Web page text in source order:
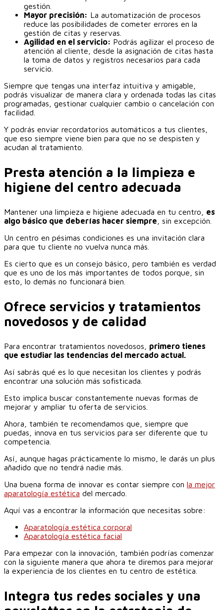
gestión.
Mayor precisión: La automatización de procesos
reduce las posibilidades de cometer errores en la
gestión de citas y reservas.
Agilidad en el servicio: Podrás agilizar el proceso de
atención al cliente, desde la asignación de citas hasta
la toma de datos y registros necesarios para cada
servicio.
Siempre que tengas una interfaz intuitiva y amigable,
podrás visualizar de manera clara y ordenada todas las citas
programadas, gestionar cualquier cambio o cancelación con
facilidad.
Y podrás enviar recordatorios automáticos a tus clientes,
que eso siempre viene bien para que no se despisten y
acudan al tratamiento.
Presta atención a la limpieza e
higiene del centro adecuada
Mantener una limpieza e higiene adecuada en tu centro, es
algo básico que deberías hacer siempre , sin excepción.
Un centro en pésimas condiciones es una invitación clara
para que tu cliente no vuelva nunca más.
Es cierto que es un consejo básico, pero también es verdad
que es uno de los más importantes de todos porque, sin
esto, lo demás no funcionará bien.
Ofrece servicios y tratamientos
novedosos y de calidad
Para encontrar tratamientos novedosos, primero tienes
que estudiar las tendencias del mercado actual.
Así sabrás qué es lo que necesitan los clientes y podrás
encontrar una solución más sofisticada.
Esto implica buscar constantemente nuevas formas de
mejorar y ampliar tu oferta de servicios.
Ahora, también te recomendamos que, siempre que
puedas, innova en tus servicios para ser diferente que tu
competencia.
Así, aunque hagas prácticamente lo mismo, le darás un plus
añadido que no tendrá nadie más.
Una buena forma de innovar es contar siempre con la mejor
aparatología estética del mercado.
Aquí vas a encontrar la información que necesitas sobre:
Aparatología estética corporal
Aparatología estética facial
Para empezar con la innovación, también podrías comenzar
con la siguiente manera que ahora te diremos para mejorar
la experiencia de los clientes en tu centro de estética.
Integra tus redes sociales y una